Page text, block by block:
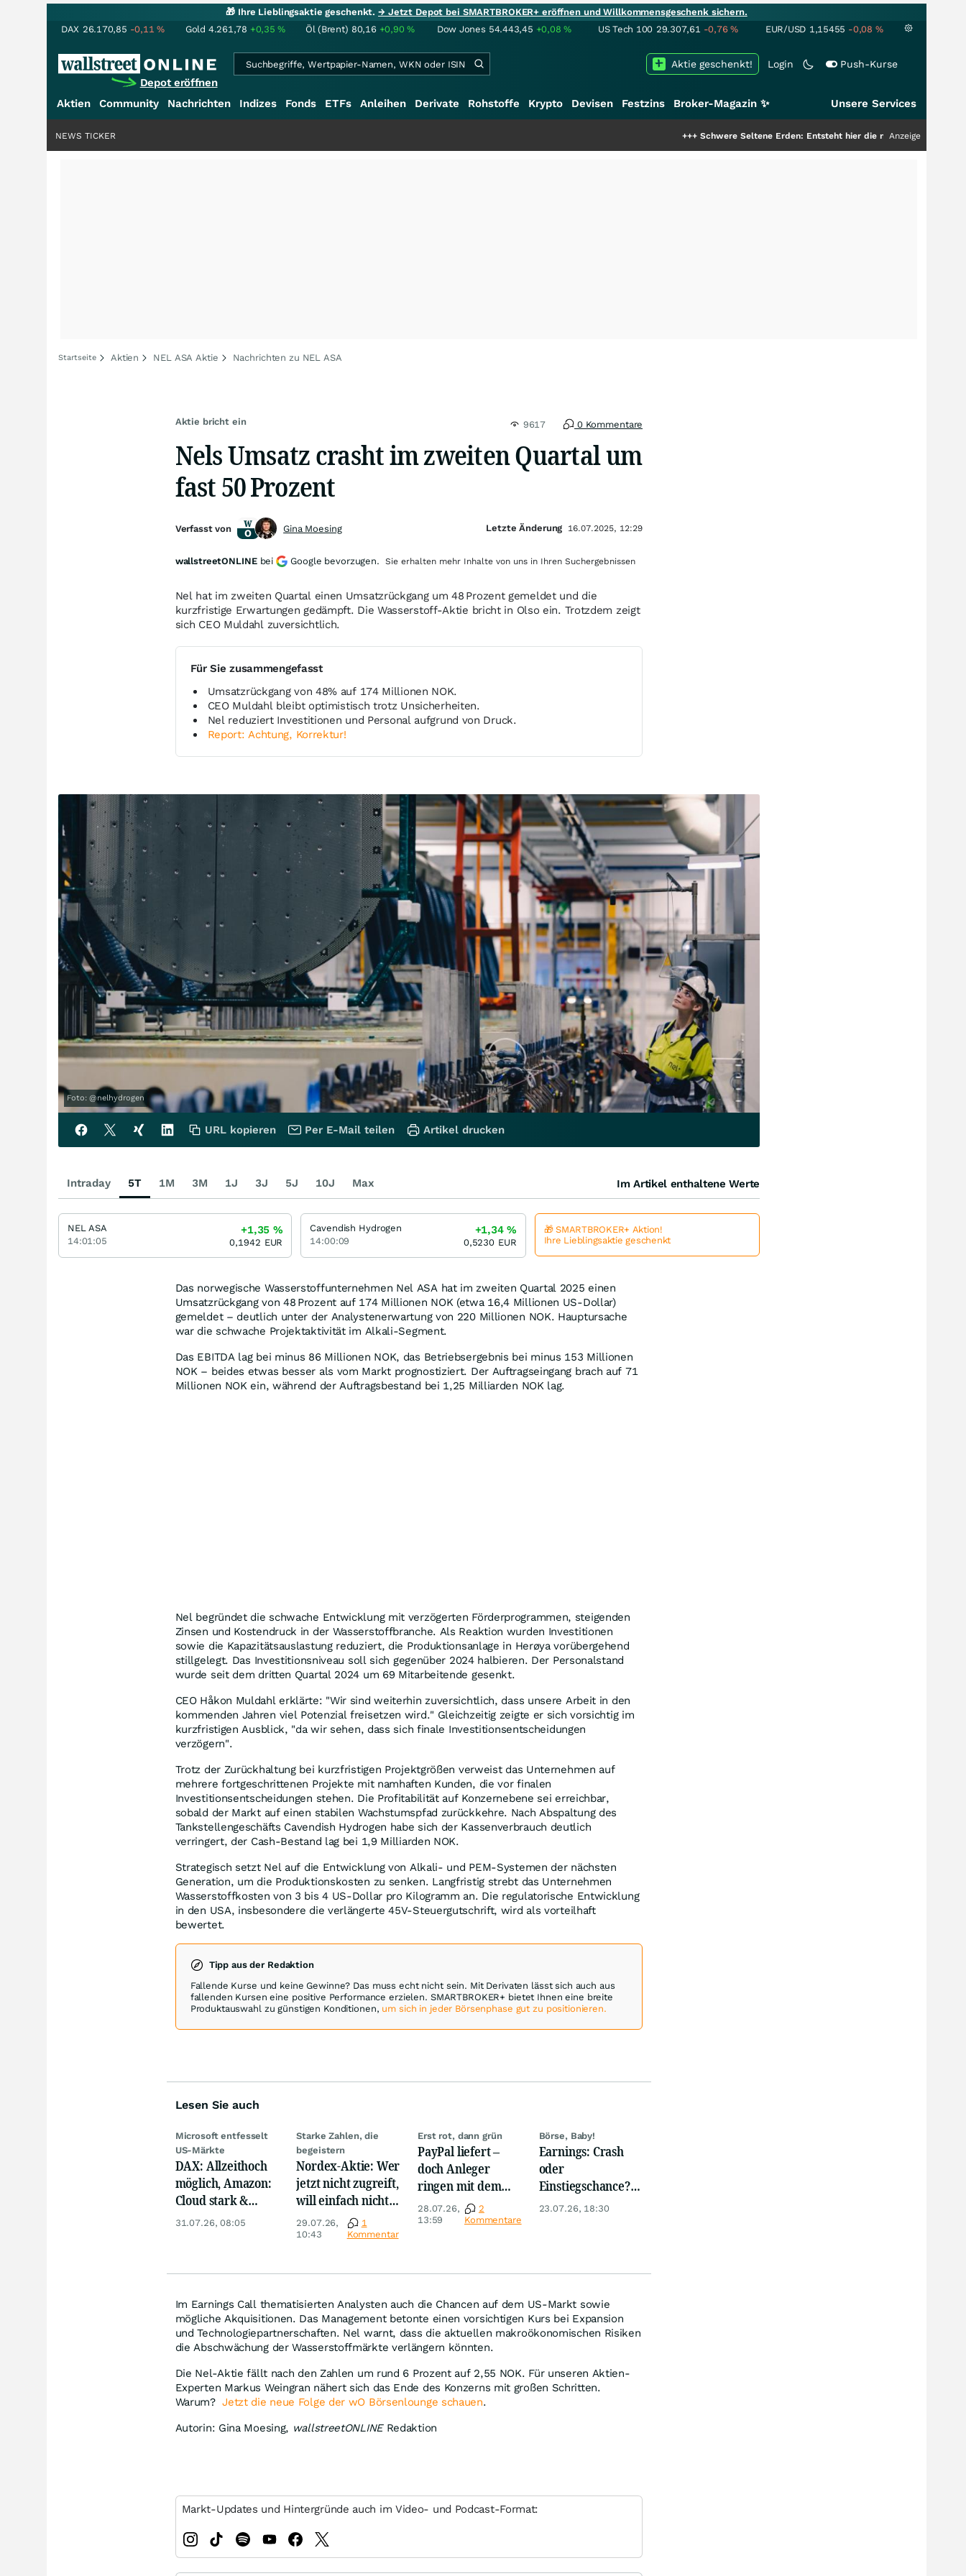
🎁 Ihre Lieblingsaktie geschenkt.→ Jetzt Depot bei SMARTBROKER+ eröffnen und Willkommensgeschenk sichern.
DAX 26.170,85 -0,11% Gold 4.261,78 +0,35% Öl (Brent) 80,16 +0,90% Dow Jones 54.443,45 +0,08% US Tech 100 29.307,61 -0,76% EUR/USD 1,15455 -0,08 %
Depot eröffnen
Login Push-Kurse
Aktie geschenkt!
Aktien Community Nachrichten Indizes Fonds ETFs Anleihen Derivate Rohstoffe Krypto Devisen Festzins Broker-Magazin ✨ Unsere Services
Schwere Seltene Erden: Entsteht hier die nächste Milliardenstory?+++
Anzeige
NEWS TICKER
Startseite Aktien NEL ASA Aktie Nachrichten zu NEL ASA
Aktie bricht ein 9617 0 Kommentare
Nels Umsatz crasht im zweiten Quartal um
fast 50 Prozent
Nel hat im zweiten Quartal einen Umsatzrückgang um 48 Prozent gemeldet und die
kurzfristige Erwartungen gedämpft. Die Wasserstoff-Aktie bricht in Olso ein. Trotzdem zeigt
sich CEO Muldahl zuversichtlich.
Für Sie zusammengefasst
Umsatzrückgang von 48% auf 174 Millionen NOK.
CEO Muldahl bleibt optimistisch trotz Unsicherheiten.
Nel reduziert Investitionen und Personal aufgrund von Druck.
Report: Achtung, Korrektur!
Foto: @nelhydrogen
Das norwegische Wasserstoffunternehmen Nel ASA hat im zweiten Quartal 2025 einen
Umsatzrückgang von 48 Prozent auf 174 Millionen NOK (etwa 16,4 Millionen US-Dollar)
gemeldet – deutlich unter der Analystenerwartung von 220 Millionen NOK. Hauptursache
war die schwache Projektaktivität im Alkali-Segment.
Das EBITDA lag bei minus 86 Millionen NOK, das Betriebsergebnis bei minus 153 Millionen
NOK – beides etwas besser als vom Markt prognostiziert. Der Auftragseingang brach auf 71
Millionen NOK ein, während der Auftragsbestand bei 1,25 Milliarden NOK lag.
Nel begründet die schwache Entwicklung mit verzögerten Förderprogrammen, steigenden
Zinsen und Kostendruck in der Wasserstoffbranche. Als Reaktion wurden Investitionen
sowie die Kapazitätsauslastung reduziert, die Produktionsanlage in Herøya vorübergehend
stillgelegt. Das Investitionsniveau soll sich gegenüber 2024 halbieren. Der Personalstand
wurde seit dem dritten Quartal 2024 um 69 Mitarbeitende gesenkt.
CEO Håkon Muldahl erklärte: "Wir sind weiterhin zuversichtlich, dass unsere Arbeit in den
kommenden Jahren viel Potenzial freisetzen wird." Gleichzeitig zeigte er sich vorsichtig im
kurzfristigen Ausblick, "da wir sehen, dass sich finale Investitionsentscheidungen
verzögern".
Trotz der Zurückhaltung bei kurzfristigen Projektgrößen verweist das Unternehmen auf
mehrere fortgeschrittenen Projekte mit namhaften Kunden, die vor finalen
Investitionsentscheidungen stehen. Die Profitabilität auf Konzernebene sei erreichbar,
sobald der Markt auf einen stabilen Wachstumspfad zurückkehre. Nach Abspaltung des
Tankstellengeschäfts Cavendish Hydrogen habe sich der Kassenverbrauch deutlich
verringert, der Cash-Bestand lag bei 1,9 Milliarden NOK.
Strategisch setzt Nel auf die Entwicklung von Alkali- und PEM-Systemen der nächsten
Generation, um die Produktionskosten zu senken. Langfristig strebt das Unternehmen
Wasserstoffkosten von 3 bis 4 US-Dollar pro Kilogramm an. Die regulatorische Entwicklung
in den USA, insbesondere die verlängerte 45V-Steuergutschrift, wird als vorteilhaft
bewertet.
Tipp aus der Redaktion
Fallende Kurse und keine Gewinne? Das muss echt nicht sein. Mit Derivaten lässt sich auch aus
fallenden Kursen eine positive Performance erzielen. SMARTBROKER+ bietet Ihnen eine breite
Produktauswahl zu günstigen Konditionen, um sich in jeder Börsenphase gut zu positionieren.
Lesen Sie auch
Microsoft entfesselt
US-Märkte
DAX: Allzeithoch
möglich, Amazon:
Cloud stark &
Siemens Health
31.07.26, 08:05
Starke Zahlen, die
begeistern
Nordex-Aktie: Wer
jetzt nicht zugreift,
will einfach nicht
gewinnen!
29.07.26,
10:43
1
Kommentar
Erst rot, dann grün
PayPal liefert –
doch Anleger
ringen mit dem
Turnaround
28.07.26,
13:59
2
Kommentare
Börse, Baby!
Earnings: Crash
oder
Einstiegschance?
DREI heiße Aktien
23.07.26, 18:30
Im Earnings Call thematisierten Analysten auch die Chancen auf dem US-Markt sowie
mögliche Akquisitionen. Das Management betonte einen vorsichtigen Kurs bei Expansion
und Technologiepartnerschaften. Nel warnt, dass die aktuellen makroökonomischen Risiken
die Abschwächung der Wasserstoffmärkte verlängern könnten.
Die Nel-Aktie fällt nach den Zahlen um rund 6 Prozent auf 2,55 NOK. Für unseren Aktien-
Experten Markus Weingran nähert sich das Ende des Konzerns mit großen Schritten.
Warum?Jetzt die neue Folge der wO Börsenlounge schauen.
Autorin: Gina Moesing, wallstreetONLINERedaktion
Markt-Updates und Hintergründe auch im Video- und Podcast-Format:
Verfasst von Gina Moesing Letzte Änderung 16.07.2025, 12:29
wallstreetONLINE bei Google bevorzugen. Sie erhalten mehr Inhalte von uns in Ihren Suchergebnissen
URL kopieren Per E-Mail teilen Artikel drucken
Intraday 5T 1M 3M 1J 3J 5J 10J Max Im Artikel enthaltene Werte
NEL ASA
14:01:05
+1,35 %
0,1942 EUR
Cavendish Hydrogen
14:00:09
+1,34 %
0,5230 EUR
🎁 SMARTBROKER+ Aktion!
Ihre Lieblingsaktie geschenkt